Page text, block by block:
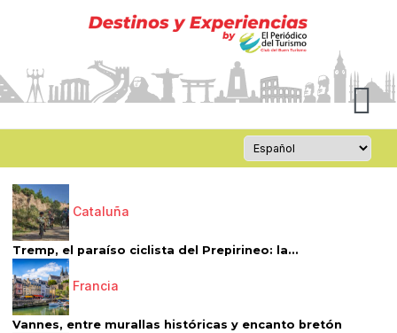
Cataluña
Tremp, el paraíso ciclista del Prepirineo: la...
Francia
Vannes, entre murallas históricas y encanto bretón